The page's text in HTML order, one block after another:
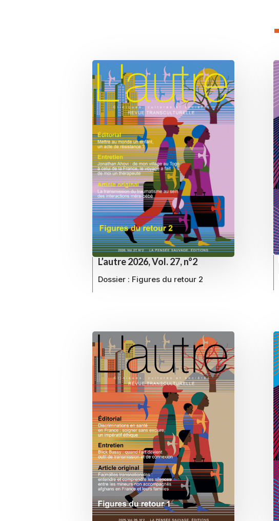
L’autre 2026, Vol. 27, n°2
Dossier : Figures du retour 2